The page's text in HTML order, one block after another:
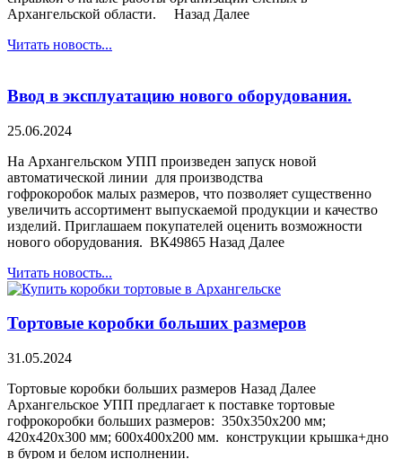
Архангельской области. Назад Далее
Читать новость...
Ввод в эксплуатацию нового оборудования.
25.06.2024
На Архангельском УПП произведен запуск новой
автоматической линии для производства
гофрокоробок малых размеров, что позволяет существенно
увеличить ассортимент выпускаемой продукции и качество
изделий. Приглашаем покупателей оценить возможности
нового оборудования. ВК49865 Назад Далее
Читать новость...
Тортовые коробки больших размеров
31.05.2024
Тортовые коробки больших размеров Назад Далее
Архангельское УПП предлагает к поставке тортовые
гофрокоробки больших размеров: 350х350х200 мм;
420х420х300 мм; 600х400х200 мм. конструкции крышка+дно
в буром и белом исполнении.